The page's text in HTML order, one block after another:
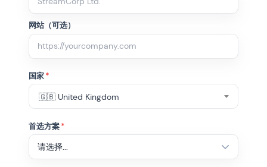
网站（可选）
国家*
🇬🇧 United Kingdom
首选方案*